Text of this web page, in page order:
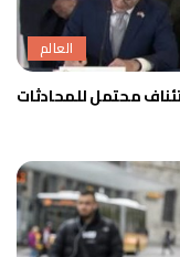
العالم
محتمل للمحادثات